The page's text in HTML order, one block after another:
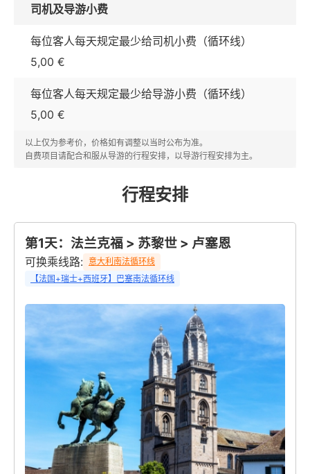
司机及导游小费
每位客人每天规定最少给司机小费（循环线）
5,00 €
每位客人每天规定最少给导游小费（循环线）
5,00 €
以上仅为参考价，价格如有调整以当时公布为准。
自费项目请配合和服从导游的行程安排，以导游行程安排为主。
行程安排
第1天：法兰克福 > 苏黎世 > 卢塞恩
可换乘线路:
意大利南法循环线
【法国+瑞士+西班牙】巴塞南法循环线